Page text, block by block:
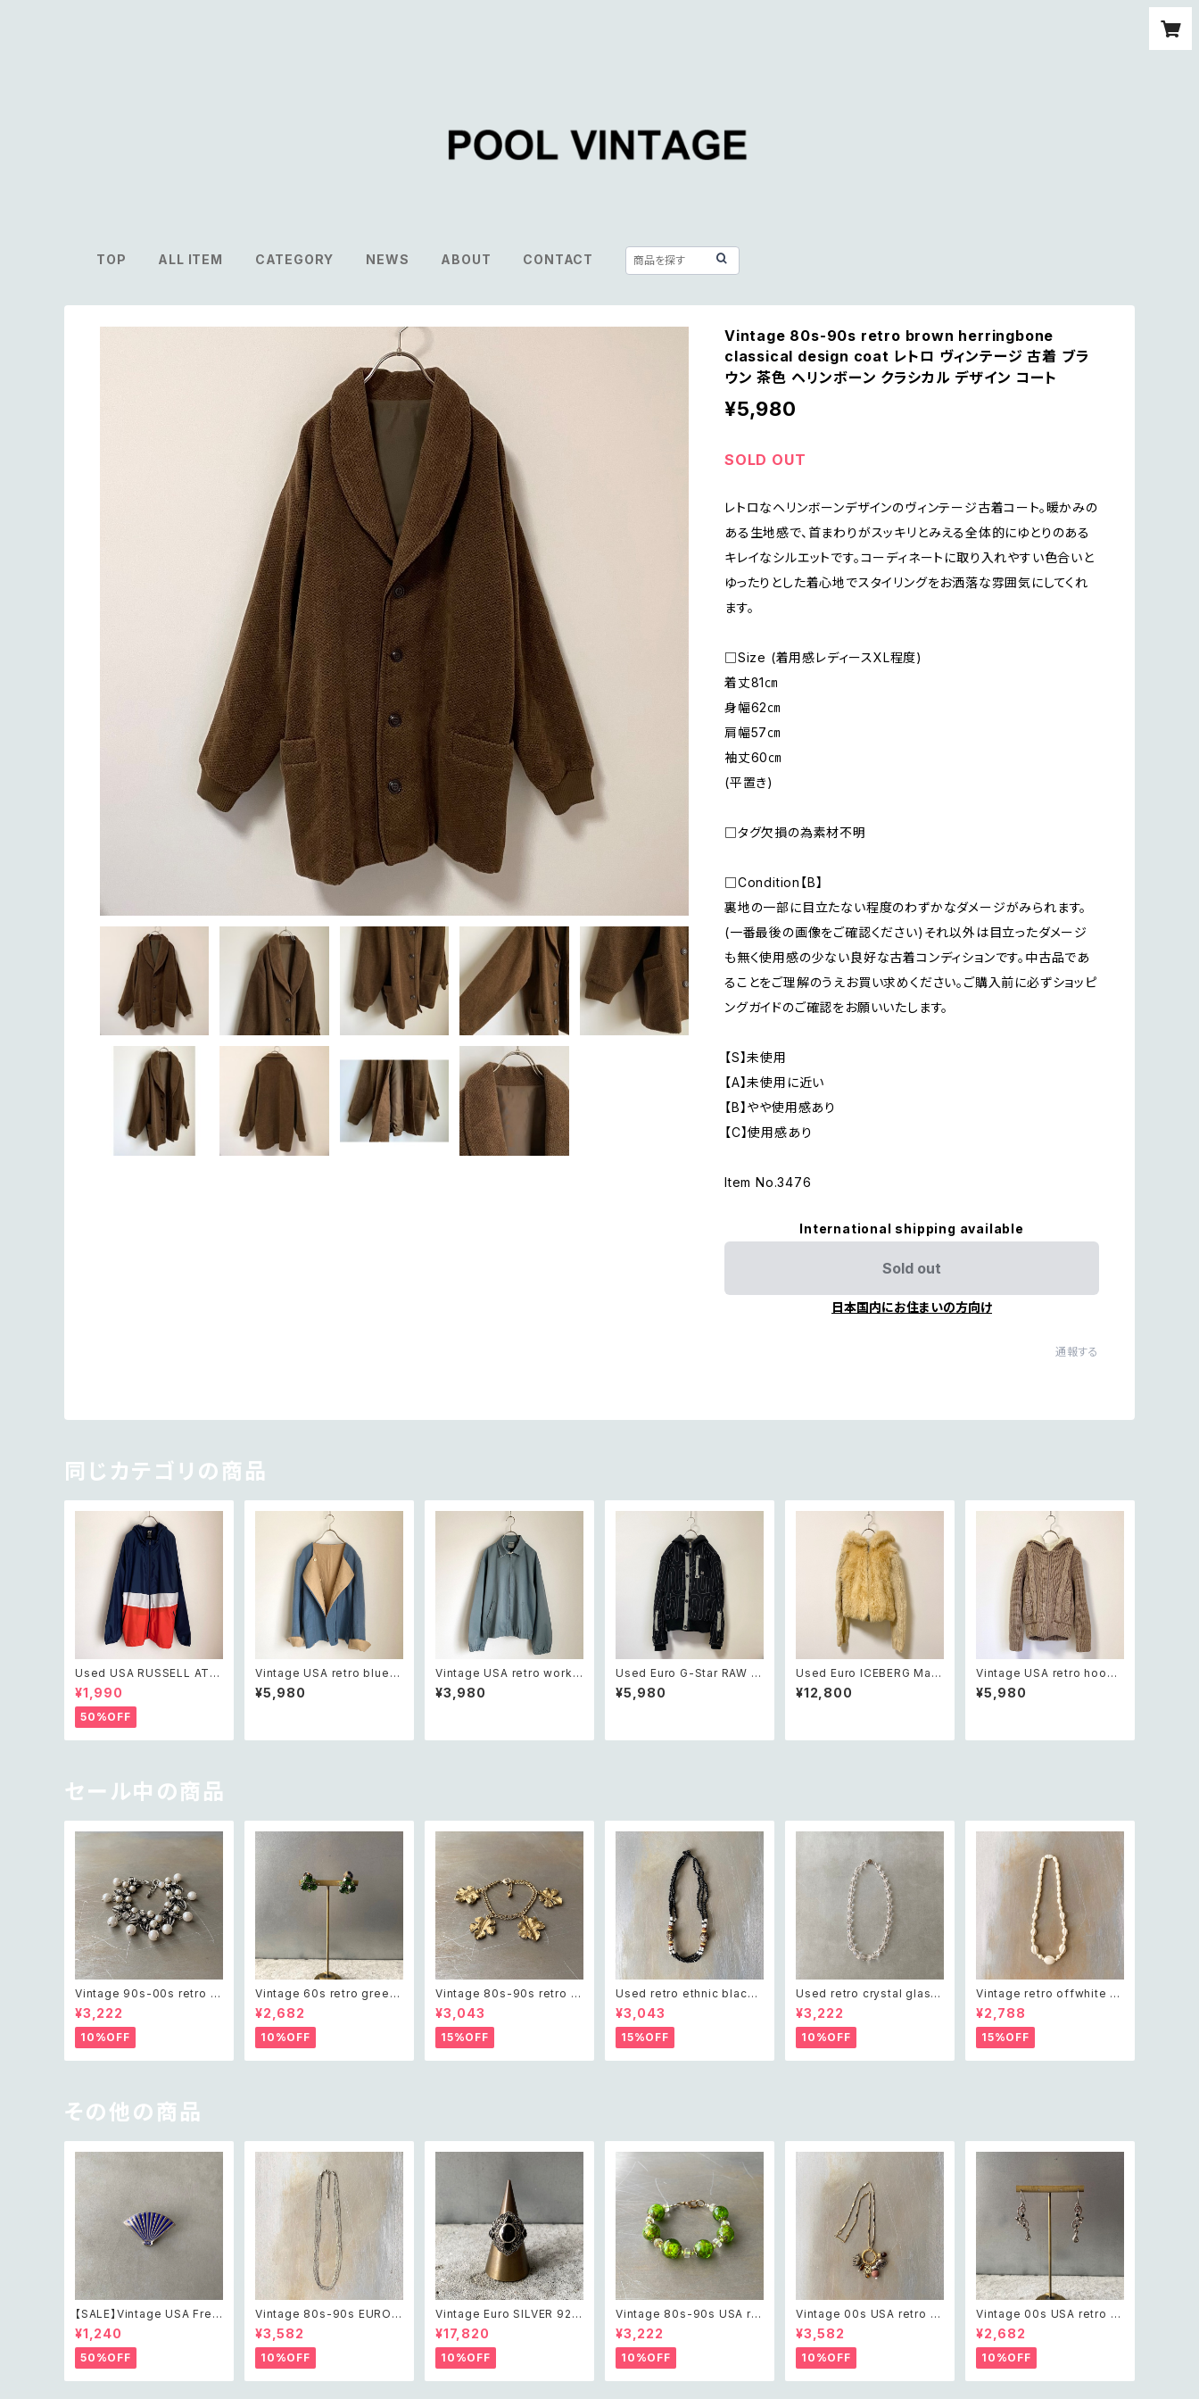
TOP ALL ITEM CATEGORY NEWS ABOUT CONTACT
Vintage 80s-90s retro brown herringbone
classical design coat レトロ ヴィンテージ 古着 ブラ
ウン 茶色 ヘリンボーン クラシカル デザイン コート
¥5,980
SOLD OUT
レトロなヘリンボーンデザインのヴィンテージ古着コート。暖かみの
ある生地感で、首まわりがスッキリとみえる全体的にゆとりのある
キレイなシルエットです。コーディネートに取り入れやすい色合いと
ゆったりとした着心地でスタイリングをお洒落な雰囲気にしてくれ
ます。
□Size (着用感レディースXL程度)
着丈81㎝
身幅62㎝
肩幅57㎝
袖丈60㎝
(平置き)
□タグ欠損の為素材不明
□Condition【B】
裏地の一部に目立たない程度のわずかなダメージがみられます。
(一番最後の画像をご確認ください)それ以外は目立ったダメージ
も無く使用感の少ない良好な古着コンディションです。中古品であ
ることをご理解のうえお買い求めください。ご購入前に必ずショッピ
ングガイドのご確認をお願いいたします。
【S】未使用
【A】未使用に近い
【B】やや使用感あり
【C】使用感あり
Item No.3476
International shipping available
Sold out
日本国内にお住まいの方向け
通報する
同じカテゴリの商品
Used USA RUSSELL ATH
LETIC wind breaker jack
et レトロ アメリカ ユーズド
古着 ラッセルアスレティック
ウィンドブレーカー ジャケット
ユニセックス
¥1,990
50%OFF
Vintage USA retro blue×
beige bicolor design jac
ket レトロ アメリカ ヴィンテ
ジャケット
¥5,980
Vintage USA retro work j
acket レトロ アメリカ ヴィン
テージ 古着 ワーク ジャケット
¥3,980
Used Euro G-Star RAW ar
tistic embroidery black j
acket レトロ ユーロ ユーズ
黒 フード付き ジャケット
¥5,980
Used Euro ICEBERG Mad
e in ITALY fur×knit off w
hite wool hoodie jacket
ー×ニット オフホワイト ウール
¥12,800
Vintage USA retro hoode
d knit jacket レトロ アメリ
カ ヴィンテージ 古着 フード
¥5,980
セール中の商品
Vintage 90s-00s retro b
otanical crystal bijou×pe
arl bracelet レトロ ヴィンテ
ージ アクセサリー ボタニカル
クリスタル ビジュー×パール
ブレスレット
¥3,222
10%OFF
Vintage 60s retro green
bijou earring レトロ ヴィン
テージ アクセサリー グリーン
ビジュー イヤリング
¥2,682
10%OFF
Vintage 80s-90s retro b
otanical leaf charm brac
elet レトロ ヴィンテージ ア
クセサリー ゴールド ボタニカ
ル リーフ チャーム ブレスレッ
ト
¥3,043
15%OFF
Used retro ethnic black
beads necklace レトロ ユ
ーズド アクセサリー エスニッ
ク ブラック ビーズ ネックレス
¥3,043
15%OFF
Used retro crystal glass
beads necklace レトロ ユ
ーズド アクセサリー クリスタ
ル ガラス ビーズ ネックレス
¥3,222
10%OFF
Vintage retro offwhite b
eads necklace レトロ ヴィ
ンテージ アクセサリー オフホ
ワイト ビーズ ネックレス
¥2,788
15%OFF
その他の商品
【SALE】Vintage USA Free
mason order of the east
ern star hand fan pin bro
och アメリカ ヴィンテージ ア
クセサリー フリーメイソン オ
ーダーオブザ イースタンスタ
¥1,240
50%OFF
Vintage 80s-90s EURO r
etro design chain long n
ecklace レトロ ユーロ ヴィ
ンテージ アクセサリー シルバ
ー デザイン チェーン 10連 ロ
ング ネックレス
¥3,582
10%OFF
Vintage Euro SILVER 925
onyx marcasite classical
design ring レトロ ユーロ
ヴィンテージ アクセサリー シ
ルバー925 天然石 オニキス
マーカサイト クラシカル デザ
¥17,820
10%OFF
Vintage 80s-90s USA ret
ro green glass beads br
acelet レトロ アメリカ ヴィ
ンテージ アクセサリー グリー
ン 緑 ガラス ビーズ ブレスレ
ット
¥3,222
10%OFF
Vintage 00s USA retro s
afari design elephant sw
ing charm necklace レト
ロ アメリカ ヴィンテージ アク
セサリー サファリ デザイン エ
レファント ゾウ スウィング チ
¥3,582
10%OFF
Vintage 00s USA retro m
onotone bijou classical
design pierce レトロ アメ
リカ ヴィンテージ アクセサリ
ー モノトーン ビジュー クラシ
カル デザイン ピアス/イヤリン
¥2,682
10%OFF